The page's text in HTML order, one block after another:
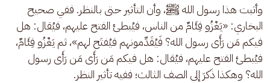
وأثبت هذا رسول الله ﷺ، وأن التأثير حتى بالنظر. ففي صحيح
البخاري: «يَغْزُو فِئَامٌ من الناس، فيُبطئ الفتح عليهم، فيُقال: هل
فيكم مَن رَأَى رسول الله؟ فَيُقَدِّمونهم فيُفتَح لهم»، ثم يَغْزُو فِئَامٌ،
فيُبطئ الفتح عليهم، فيُقال: هل فيكم مَن رَأَى مَن رَأَى رسول
الله؟ وهكذا ذَكرَ إلى الصف الثالث؛ ففيه تأثير النظر.